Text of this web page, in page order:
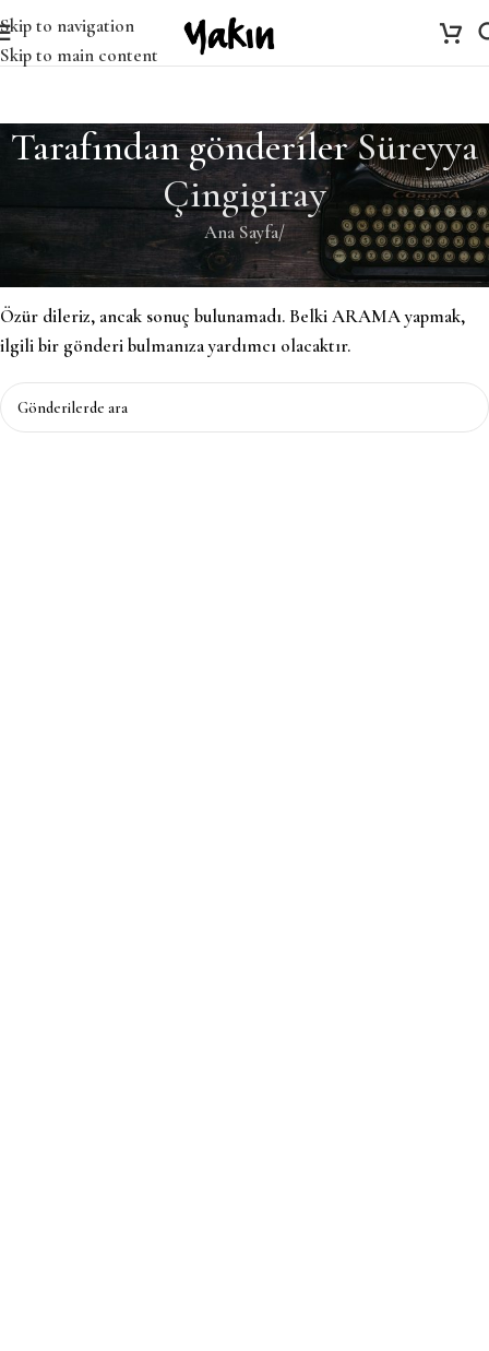
Skip to navigation
Skip to main content
Tarafından gönderilerSüreyya
Çingigiray
Ana Sayfa/
Özür dileriz, ancak sonuç bulunamadı. Belki ARAMA yapmak,
ilgili bir gönderi bulmanıza yardımcı olacaktır.